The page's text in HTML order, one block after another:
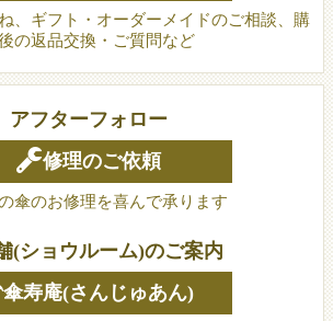
、ギフト・オーダーメイドのご相談、購
の返品交換・ご質問など
アフターフォロー
修理のご依頼
傘のお修理を喜んで承ります
(ショウルーム)のご案内
寿庵(さんじゅあん)